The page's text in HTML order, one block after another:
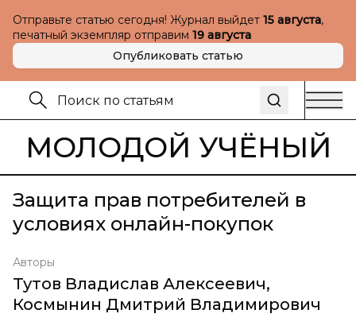
Отправьте статью сегодня! Журнал выйдет 15 августа,
печатный экземпляр отправим 19 августа
Опубликовать статью
МОЛОДОЙ УЧЁНЫЙ
Защита прав потребителей в
условиях онлайн-покупок
Авторы
Тутов Владислав Алексеевич,
Космынин Дмитрий Владимирович